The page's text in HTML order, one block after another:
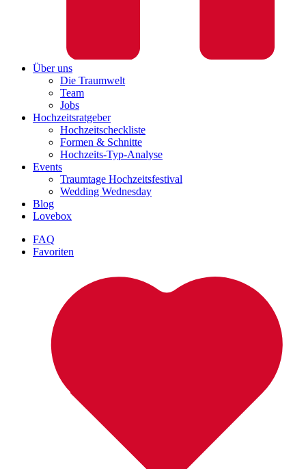
Über uns
Die Traumwelt
Team
Jobs
Hochzeitsratgeber
Hochzeitscheckliste
Formen & Schnitte
Hochzeits-Typ-Analyse
Events
Traumtage Hochzeitsfestival
Wedding Wednesday
Blog
Lovebox
FAQ
Favoriten